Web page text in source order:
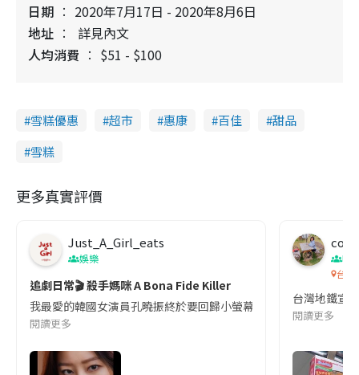
日期
2020年7月17日 - 2020年8月6日
地址
詳見內文
人均消費
$51 - $100
雪糕優惠 超市 惠康 百佳
甜品
雪糕
更多真實評價
Just_A_Girl_eats
娛樂
追劇日常🎬 殺手媽咪 A Bona Fide Killer
我最愛的韓國女演員孔曉振終於要回歸小螢幕啦!這次的劇本改編
閱讀更多
co
吹
台灣
台灣地鐵宣
閱讀更多